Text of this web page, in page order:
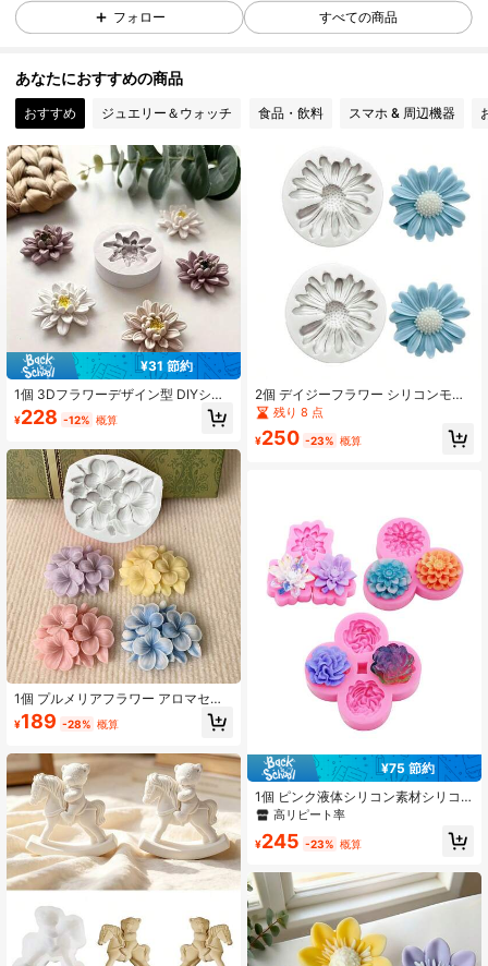
4.94
4.94 427 フォロワー
4.94 427 フォロワー
4.94 427 フォロワー
4.94 427 フォロワー
4.94 427 フォロワー
フォロー すべての商品
あなたにおすすめの商品
おすすめ ジュエリー＆ウォッチ 食品・飲料 スマホ & 周辺機器
¥31 節約
1個 3Dフラワーデザイン型 DIYシリ
コンモールド、ハンドメイド蓮・デ
イジー花型 DIYレジンクラフト/ペン
マキャンドル/石膏/レジンとポリマー
クレイクラフト用、結婚式/卒業式/誕
生日/パーティー/フェスティバル/ホ
ームデコレーションのギフト
¥228 -12% 概算
1個 プルメリアフラワー アロマセラ
ピー用石膏キャンドルディフューザ
ーストーン 手作りシリコーンモール
¥189 -28% 概算
2個 デイジーフラワー シリコンモー
ルド - 3D花びら&萼デザイン、再利
用可能なピンクモールド キャンド
ル、石鹸、樹脂、ポリマークレイ、
残り 8 点
¥250 -23% 概算
¥75 節約
1個 ピンク液体シリコン素材シリコ
ンモールド、リアルな蓮の花とパー
リーシリコンモールド。ヘアクリッ
レジンクリスタルエポキシ装飾DIYク
レイクラフト作成用。
高リピート率
¥245 -23% 概算